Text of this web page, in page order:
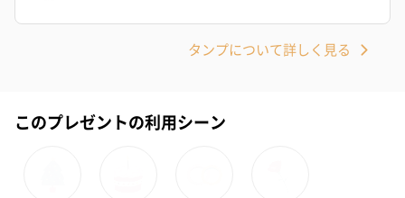
タンプについて詳しく見る
このプレゼントの利用シーン